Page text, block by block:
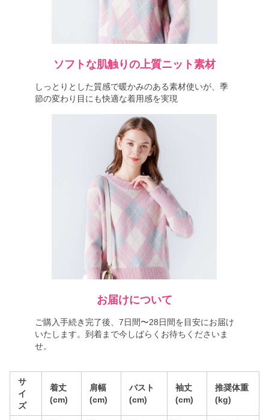
ソフトな肌触りの上質ニット素材
しっとりとした質感で暖かみのある素材使いが、季
節の変わり目にも快適な着用感を実現
お届けについて
ご購入手続き完了後、7日間〜28日間を目安にお届け
いたします。到着まで今しばらくお待ちくださいま
せ。
サ
イ
ズ
着丈
(cm)
肩幅
(cm)
バスト
(cm)
袖丈
(cm)
推奨体重
(kg)